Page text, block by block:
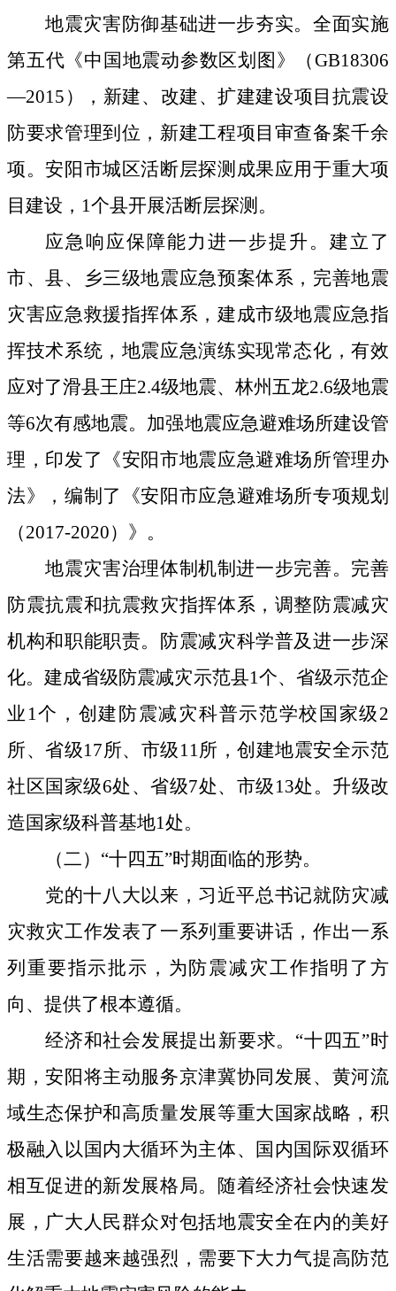
地震灾害防御基础进一步夯实。全面实施
第五代《中国地震动参数区划图》（GB18306
—2015）
， 新建、改建、扩建建设项目抗震设
防要求管理到位， 新建工程项目审查备案千余
项。安阳市城区活断层探测成果应用于重大项
目 建设， 1个县开展活断层探测 。
应急响应保障能力进一步提升。建立了
市、县、乡三级地震应急预案体系， 完善地震
灾害应急救援指挥体系，建成市级地震应急指
挥技术系统，地震应急演练实现常态化，有效
应对了滑县王庄2.4级地震、林州五龙2.6级地震
等6次有感地震。加强地震应急避难场所建设管
理，印发了《安阳市地震应急避难场所管理办
法》，编制了《安阳市应急避难场所专项规划
（2017-2020）》。
地震灾害治理体制机制进一步完善。 完善
防震抗震和抗震救灾指挥体系，调整防震减灾
机构和职能职责。防震减灾科学普及进一步深
化。建成省级防震减灾示范县1个、省级示范企
业1个，创建防震减灾科普示范学校国家级2
所、省级17所、市级11所，创建地震安全示范
社区国家级6处、省级7处、市级13处。升级改
造国家级科普基地1处。
（二）“十四五”时期面临的形势。
党的十八大以来，习近平总书记就防灾减
灾救灾工作发表了一系列重要讲话，作出一系
列重要指示批示，为防震减灾工作指明 了方
向、 提供了根本遵循。
经济和社会发展提出新要求。 “十四五”时
期 ，安阳将主动服务京津冀协同发展、黄河流
域生态保护和高质量发展等重大国家战略，积
极融入以国内大循环为主体、国内国际双循环
相互促进的新发展格局。
随着经济社会快速发
展，广大人民群众对包括地震安全在内的美好
生活需要越来越强烈，需要下大力气提高防范